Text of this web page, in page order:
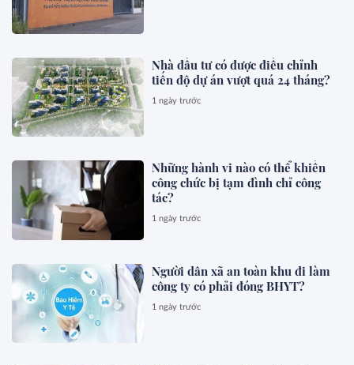
Nhà đầu tư có được điều chỉnh
tiến độ dự án vượt quá 24 tháng?
1 ngày trước
Những hành vi nào có thể khiến
công chức bị tạm đình chỉ công
tác?
1 ngày trước
Người dân xã an toàn khu đi làm
công ty có phải đóng BHYT?
1 ngày trước